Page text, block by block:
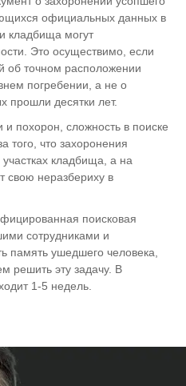
официальных данных в
кладбища могут
Это осуществимо, если
об точном расположении
погребении, а не о
прошли десятки лет.
похорон, сложность в поиске
того, что захоронения
кладбища, а на
свою неразбериху в
поисковая
сотрудниками и
память ушедшего человека,
решить эту задачу. В
1-5 недель.